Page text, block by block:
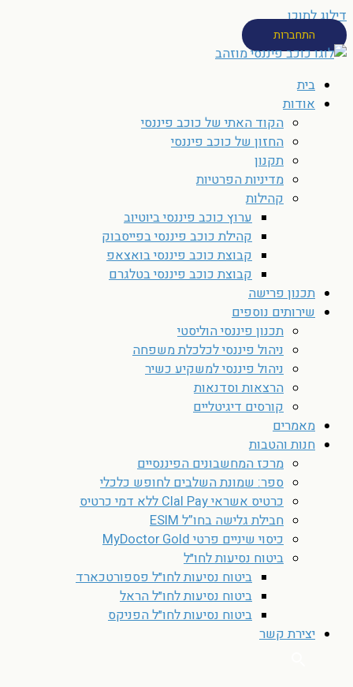
דילוג לתוכן
התחברות
בית
אודות
הקוד האתי של כוכב פיננסי
החזון של כוכב פיננסי
תקנון
מדיניות הפרטיות
קהילות
ערוץ כוכב פיננסי ביוטיוב
קהילת כוכב פיננסי בפייסבוק
קבוצת כוכב פיננסי בואצאפ
קבוצת כוכב פיננסי בטלגרם
תכנון פרישה
שירותים נוספים
תכנון פיננסי הוליסטי
ניהול פיננסי לכלכלת משפחה
ניהול פיננסי למשקיע כשיר
הרצאות וסדנאות
קורסים דיגיטליים
מאמרים
חנות והטבות
מרכז המחשבונים הפיננסיים
ספר: שמונת השלבים לחופש כלכלי
כרטיס אשראי Clal Pay ללא דמי כרטיס
חבילת גלישה בחו”ל ESIM
כיסוי שיניים פרטי MyDoctor Gold
ביטוח נסיעות לחו״ל
ביטוח נסיעות לחו״ל פספורטכארד
ביטוח נסיעות לחו״ל הראל
ביטוח נסיעות לחו״ל הפניקס
יצירת קשר